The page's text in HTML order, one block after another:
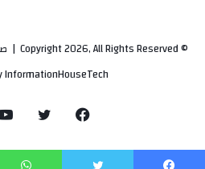
© Copyright 2026, All Rights Reserved |
InformationHouseTech
فيسبوكتويتر